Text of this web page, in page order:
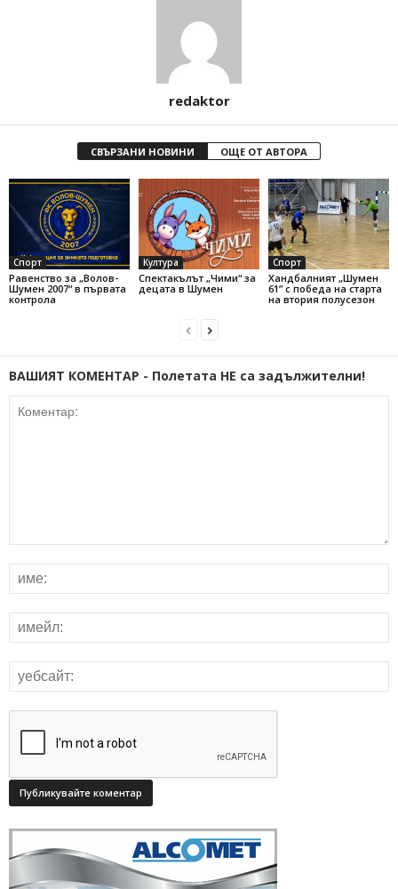
redaktor
СВЪРЗАНИ НОВИНИ ОЩЕ ОТ АВТОРА
Спорт
Равенство за „Волов-
Шумен 2007“ в първата
контрола
Култура
Спектакълът „Чими“ за
децата в Шумен
Спорт
Хандбалният „Шумен
61” с победа на старта
на втория полусезон
ВАШИЯТ КОМЕНТАР - Полетата НЕ са задължителни!